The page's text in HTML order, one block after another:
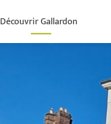
Découvrir Gallardon